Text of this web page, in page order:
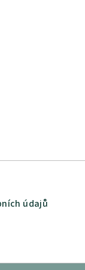
údajů